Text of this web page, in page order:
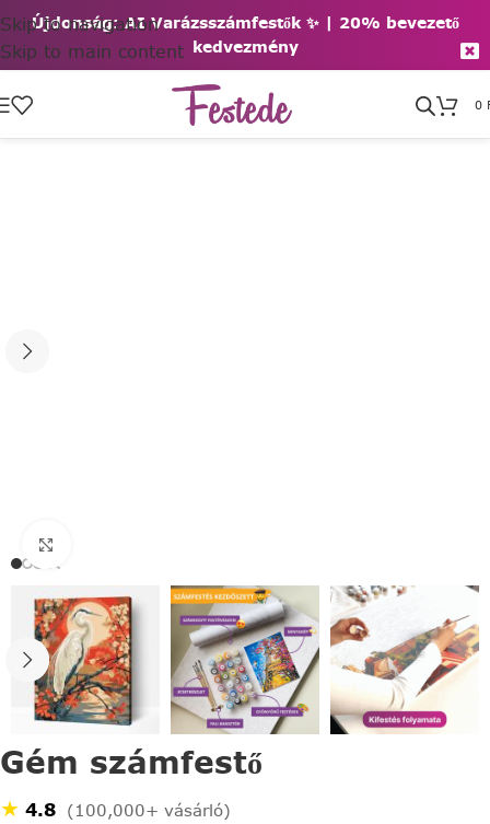
Újdonság: AI Varázsszámfestők ✨ | 20% bevezető
kedvezmény
Skip to navigation
Skip to main content
0
Gém számfestő
★ 4.8 (100,000+ vásárló)